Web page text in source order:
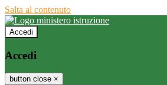
Salta al contenuto
Accedi
Accedi
button close ×